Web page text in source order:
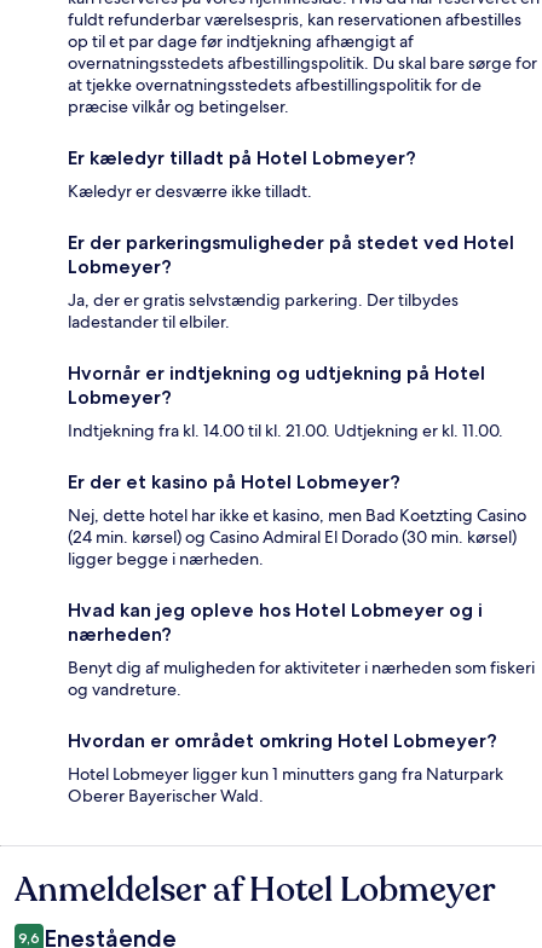
fuldt refunderbar værelsespris, kan reservationen afbestilles
op til et par dage før indtjekning afhængigt af
overnatningsstedets afbestillingspolitik. Du skal bare sørge for
at tjekke overnatningsstedets afbestillingspolitik for de
præcise vilkår og betingelser.
Er kæledyr tilladt på Hotel Lobmeyer?
Kæledyr er desværre ikke tilladt.
Er der parkeringsmuligheder på stedet ved Hotel
Lobmeyer?
Ja, der er gratis selvstændig parkering. Der tilbydes
ladestander til elbiler.
Hvornår er indtjekning og udtjekning på Hotel
Lobmeyer?
Indtjekning fra kl. 14.00 til kl. 21.00. Udtjekning er kl. 11.00.
Er der et kasino på Hotel Lobmeyer?
Nej, dette hotel har ikke et kasino, men Bad Koetzting Casino
(24 min. kørsel) og Casino Admiral El Dorado (30 min. kørsel)
ligger begge i nærheden.
Hvad kan jeg opleve hos Hotel Lobmeyer og i
nærheden?
Benyt dig af muligheden for aktiviteter i nærheden som fiskeri
og vandreture.
Hvordan er området omkring Hotel Lobmeyer?
Hotel Lobmeyer ligger kun 1 minutters gang fra Naturpark
Oberer Bayerischer Wald.
Anmeldelser
Anmeldelser af Hotel Lobmeyer
9,6 Enestående